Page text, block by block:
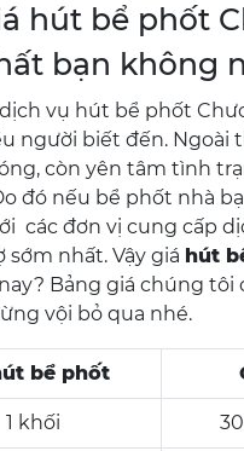
hút bể phốt
bạn không
vụ hút bể phốt
người biết đến. Ngoài
còn yên tâm tình
đó nếu bể phốt nhà
các đơn vị cung cấp
sớm nhất. Vậy giá hút
Bảng giá chúng tôi
vội bỏ qua nhé.
bể phốt
1 khối